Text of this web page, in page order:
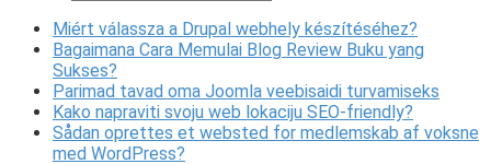
Miért válassza a Drupal webhely készítéséhez?
Bagaimana Cara Memulai Blog Review Buku yang
Sukses?
Parimad tavad oma Joomla veebisaidi turvamiseks
Kako napraviti svoju web lokaciju SEO-friendly?
Sådan oprettes et websted for medlemskab af voksne
med WordPress?